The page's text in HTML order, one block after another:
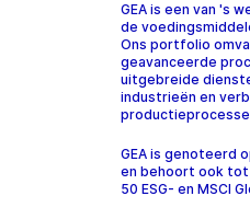
GEA is een van 's
de
Ons portfolio
geavanceerde
uitgebreide
industrieën en
GEA is genoteerd
en behoort ook tot
50 ESG- en MSCI